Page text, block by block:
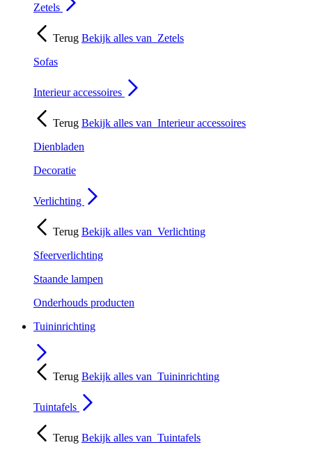
Zetels
Terug Bekijk alles van Zetels
Sofas
Interieur accessoires
Terug Bekijk alles van Interieur accessoires
Dienbladen
Decoratie
Verlichting
Terug Bekijk alles van Verlichting
Sfeerverlichting
Staande lampen
Onderhouds producten
Tuininrichting
Terug Bekijk alles van Tuininrichting
Tuintafels
Terug Bekijk alles van Tuintafels